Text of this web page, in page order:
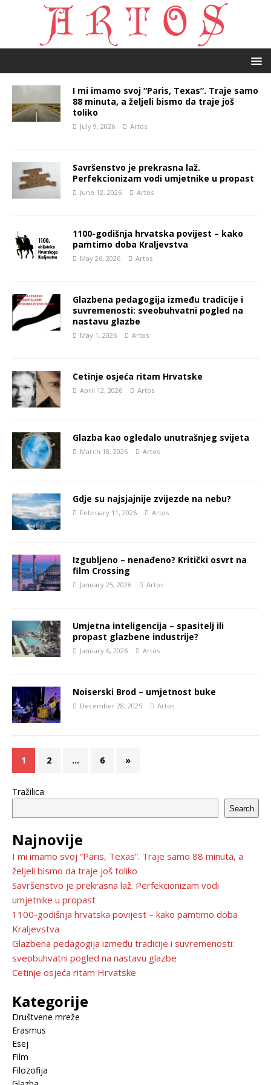
I mi imamo svoj “Paris, Texas”. Traje samo
88 minuta, a željeli bismo da traje još
toliko
July 9, 2026 Artos
Savršenstvo je prekrasna laž.
Perfekcionizam vodi umjetnike u propast
June 12, 2026 Artos
1100-godišnja hrvatska povijest – kako
pamtimo doba Kraljevstva
May 26, 2026 Artos
Glazbena pedagogija između tradicije i
suvremenosti: sveobuhvatni pogled na
nastavu glazbe
May 1, 2026 Artos
Cetinje osjeća ritam Hrvatske
April 12, 2026 Artos
Glazba kao ogledalo unutrašnjeg svijeta
March 18, 2026 Artos
Gdje su najsjajnije zvijezde na nebu?
February 11, 2026 Artos
Izgubljeno – nenađeno? Kritički osvrt na
film Crossing
January 25, 2026 Artos
Umjetna inteligencija – spasitelj ili
propast glazbene industrije?
January 6, 2026 Artos
Noiserski Brod – umjetnost buke
December 28, 2025 Artos
1 2 … 6 »
Tražilica
Search
Najnovije
I mi imamo svoj “Paris, Texas”. Traje samo 88 minuta, a
željeli bismo da traje još toliko
Savršenstvo je prekrasna laž. Perfekcionizam vodi
umjetnike u propast
1100-godišnja hrvatska povijest – kako pamtimo doba
Kraljevstva
Glazbena pedagogija između tradicije i suvremenosti:
sveobuhvatni pogled na nastavu glazbe
Cetinje osjeća ritam Hrvatske
Kategorije
Društvene mreže
Erasmus
Esej
Film
Filozofija